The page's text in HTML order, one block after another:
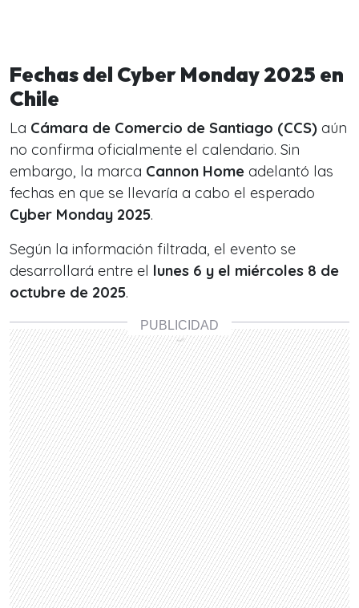
Fechas del Cyber Monday 2025 en
Chile
La Cámara de Comercio de Santiago (CCS) aún
no confirma oficialmente el calendario. Sin
embargo, la marca Cannon Home adelantó las
fechas en que se llevaría a cabo el esperado
Cyber Monday 2025.
Según la información filtrada, el evento se
desarrollará entre el lunes 6 y el miércoles 8 de
octubre de 2025.